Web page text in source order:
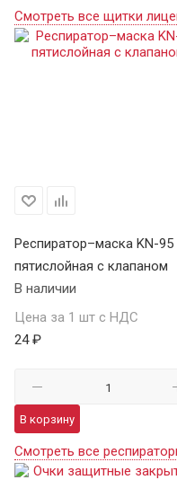
Смотреть все щитки
Респиратор–маска KN-95
пятислойная с клапаном
В наличии
Цена за 1 шт с НДС
24 ₽
В корзину
Смотреть все